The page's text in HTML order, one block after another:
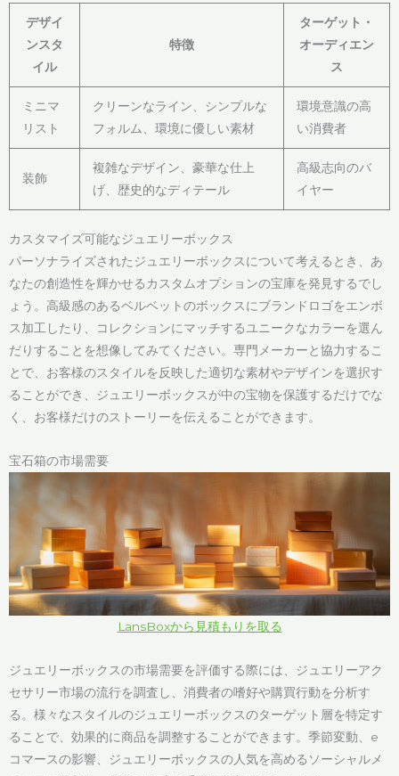
デザイ
ンスタ
イル
特徴
ターゲット・
オーディエン
ス
ミニマ
リスト
クリーンなライン、シンプルな
フォルム、環境に優しい素材
環境意識の高
い消費者
装飾
複雑なデザイン、豪華な仕上
げ、歴史的なディテール
高級志向のバ
イヤー
カスタマイズ可能なジュエリーボックス
パーソナライズされたジュエリーボックスについて考えるとき、あ
なたの創造性を輝かせるカスタムオプションの宝庫を発見するでし
ょう。高級感のあるベルベットのボックスにブランドロゴをエンボ
ス加工したり、コレクションにマッチするユニークなカラーを選ん
だりすることを想像してみてください。専門メーカーと協力するこ
とで、お客様のスタイルを反映した適切な素材やデザインを選択す
ることができ、ジュエリーボックスが中の宝物を保護するだけでな
く、お客様だけのストーリーを伝えることができます。
宝石箱の市場需要
LansBoxから見積もりを取る
ジュエリーボックスの市場需要を評価する際には、ジュエリーアク
セサリー市場の流行を調査し、消費者の嗜好や購買行動を分析す
る。様々なスタイルのジュエリーボックスのターゲット層を特定す
ることで、効果的に商品を調整することができます。季節変動、e
コマースの影響、ジュエリーボックスの人気を高めるソーシャルメ